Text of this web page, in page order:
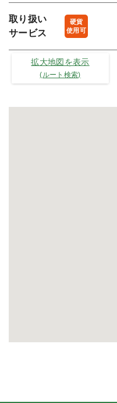
取り扱い
サービス
硬貨
使用可
拡大地図を表示
(ルート検索)